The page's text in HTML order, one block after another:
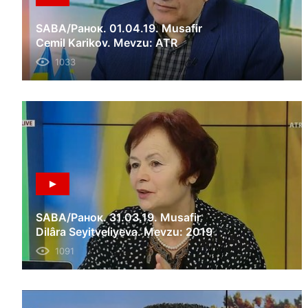
SABA/Ранок. 01.04.19. Musafir
Cemil Karikov. Mevzu: ATR
telekanalnıñ qapatıluvı.
1033
SABA/Ранок. 31.03.19. Musafir
Dilâra Seyitveliyeva. Mevzu: 2019
Ukraina prezidentnın saylavları.
1091